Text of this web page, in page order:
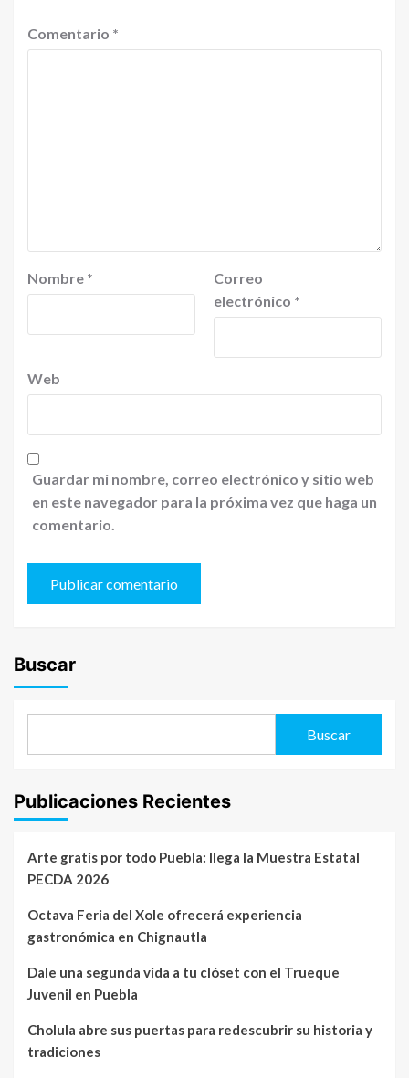
Comentario *
Nombre *
Correo
electrónico *
Web
Guardar mi nombre, correo electrónico y sitio web
en este navegador para la próxima vez que haga un
comentario.
Buscar
Buscar
Publicaciones Recientes
Arte gratis por todo Puebla: llega la Muestra Estatal
PECDA 2026
Octava Feria del Xole ofrecerá experiencia
gastronómica en Chignautla
Dale una segunda vida a tu clóset con el Trueque
Juvenil en Puebla
Cholula abre sus puertas para redescubrir su historia y
tradiciones